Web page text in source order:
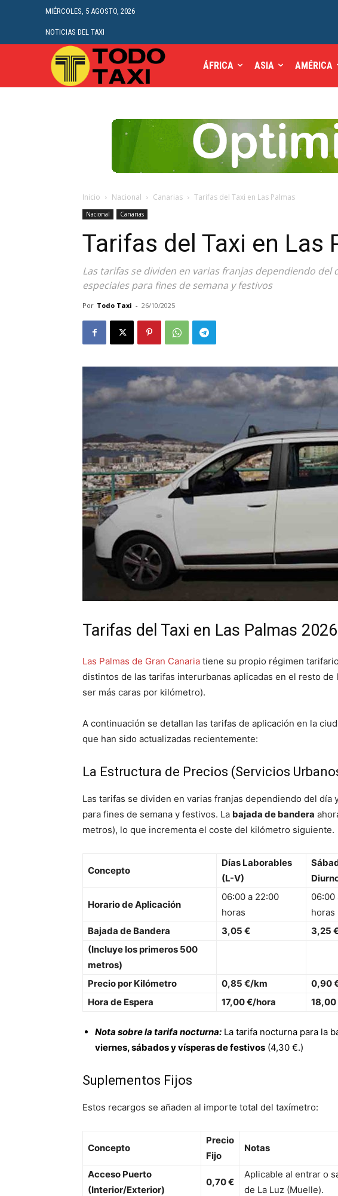
MIÉRCOLES, 5 AGOSTO, 2026
NOTICIAS DEL TAXI
ÁFRICA ASIA AMÉRICA
Inicio Nacional Canarias Tarifas del Taxi en Las Palmas
Nacional Canarias
Tarifas del Taxi en Las
Las tarifas se dividen en varias franjas dependiendo del
especiales para fines de semana y festivos
Por Todo Taxi - 26/10/2025
Tarifas del Taxi en Las Palmas 2026
Las Palmas de Gran Canaria tiene su propio régimen
distintos de las tarifas interurbanas aplicadas en el resto de
ser más caras por kilómetro).
A continuación se detallan las tarifas de aplicación en la
que han sido actualizadas recientemente:
La Estructura de Precios (Servicios
Las tarifas se dividen en varias franjas dependiendo del día
para fines de semana y festivos. La bajada de bandera
metros), lo que incrementa el coste del kilómetro siguiente.
Concepto
Días Laborables
(L-V)
Horario de Aplicación
06:00 a 22:00
horas
06:00
horas
Bajada de Bandera 3,05 € 3,25
(Incluye los primeros 500
metros)
Precio por Kilómetro
0,85 €/km 0,90
Hora de Espera
17,00 €/hora
Nota sobre la tarifa nocturna: La tarifa nocturna para la
viernes, sábados y vísperas de festivos (4,30 €.)
Suplementos Fijos
Estos recargos se añaden al importe total del taxímetro:
Concepto
Precio
Fijo
Notas
Acceso Puerto
(Interior/Exterior)
0,70 €
Aplicable al entrar o
de La Luz (Muelle).